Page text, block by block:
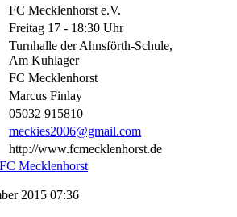
FC Mecklenhorst e.V.
Freitag 17 - 18:30 Uhr
Turnhalle der Ahnsförth-Schule,
Am Kuhlager
FC Mecklenhorst
Marcus Finlay
05032 915810
meckies2006@gmail.com
http://www.fcmecklenhorst.de
Mecklenhorst
2015 07:36